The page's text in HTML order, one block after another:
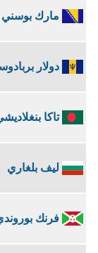
مارك بوسني
دولار
تاكا
ليف بلغاري
فرنك